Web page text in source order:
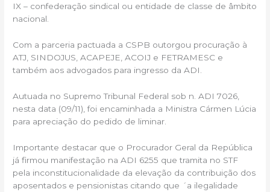
IX – confederação sindical ou entidade de classe de âmbito
nacional.
Com a parceria pactuada a CSPB outorgou procuração à
ATJ, SINDOJUS, ACAPEJE, ACOIJ e FETRAMESC e
também aos advogados para ingresso da ADI.
Autuada no Supremo Tribunal Federal sob n. ADI 7026,
nesta data (09/11), foi encaminhada a Ministra Cármen Lúcia
para apreciação do pedido de liminar.
Importante destacar que o Procurador Geral da República
já firmou manifestação na ADI 6255 que tramita no STF
pela inconstitucionalidade da elevação da contribuição dos
aposentados e pensionistas citando que ´a ilegalidade